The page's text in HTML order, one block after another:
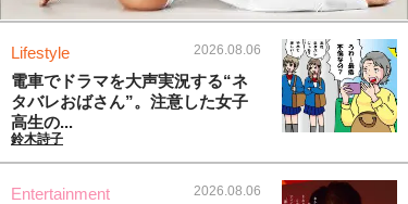
Lifestyle 2026.08.06
電車でドラマを大声実況する“ネ
タバレおばさん”。注意した女子
高生の...
鈴木詩子
Entertainment 2026.08.06